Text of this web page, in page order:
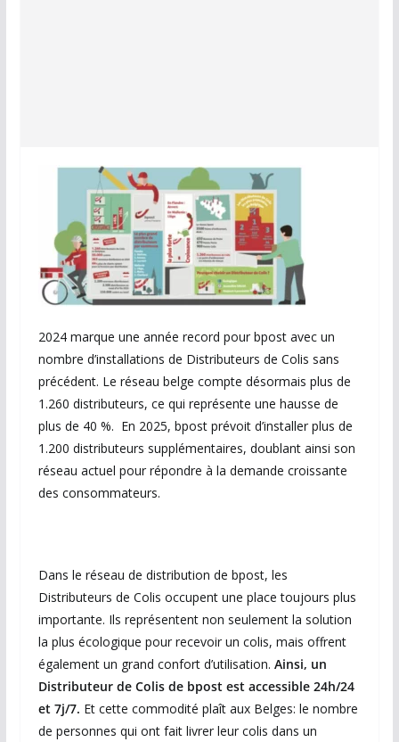
2024 marque une année record pour bpost avec un
nombre d’installations de Distributeurs de Colis sans
précédent. Le réseau belge compte désormais plus de
1.260 distributeurs, ce qui représente une hausse de
plus de 40 %. ​ En 2025, bpost prévoit d’installer plus de
1.200 distributeurs supplémentaires, doublant ainsi son
réseau actuel pour répondre à la demande croissante
des consommateurs.
Dans le réseau de distribution de bpost, les
Distributeurs de Colis occupent une place toujours plus
importante. Ils représentent non seulement la solution
la plus écologique pour recevoir un colis, mais offrent
également un grand confort d’utilisation. Ainsi, un
Distributeur de Colis de bpost est accessible 24h/24
et 7j/7. Et cette commodité plaît aux Belges: le nombre
de personnes qui ont fait livrer leur colis dans un